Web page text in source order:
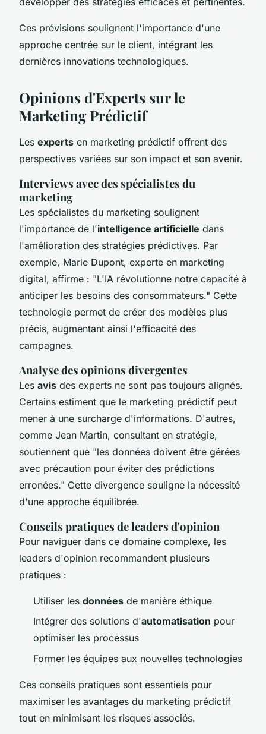
Ces prévisions soulignent l'importance d'une
approche centrée sur le client, intégrant les
dernières innovations technologiques.
Opinions d'Experts sur le
Marketing Prédictif
Les experts en marketing prédictif offrent des
perspectives variées sur son impact et son avenir.
Interviews avec des spécialistes du
marketing
Les spécialistes du marketing soulignent
l'importance de l'intelligence artificielle dans
l'amélioration des stratégies prédictives. Par
exemple, Marie Dupont, experte en marketing
digital, affirme : "L'IA révolutionne notre capacité à
anticiper les besoins des consommateurs." Cette
technologie permet de créer des modèles plus
précis, augmentant ainsi l'efficacité des
campagnes.
Analyse des opinions divergentes
Les avis des experts ne sont pas toujours alignés.
Certains estiment que le marketing prédictif peut
mener à une surcharge d'informations. D'autres,
comme Jean Martin, consultant en stratégie,
soutiennent que "les données doivent être gérées
avec précaution pour éviter des prédictions
erronées." Cette divergence souligne la nécessité
d'une approche équilibrée.
Conseils pratiques de leaders d'opinion
Pour naviguer dans ce domaine complexe, les
leaders d'opinion recommandent plusieurs
pratiques :
Utiliser les données de manière éthique
Intégrer des solutions d'automatisation pour
optimiser les processus
Former les équipes aux nouvelles technologies
Ces conseils pratiques sont essentiels pour
maximiser les avantages du marketing prédictif
tout en minimisant les risques associés.